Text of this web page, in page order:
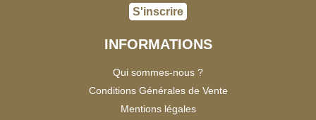
S'inscrire
INFORMATIONS
Qui sommes-nous ?
Conditions Générales de Vente
Mentions légales